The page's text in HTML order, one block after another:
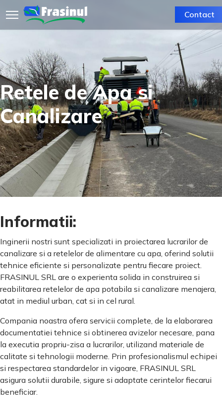
Contact
Retele de Apa si
Canalizare
Informatii:
Inginerii nostri sunt specializati in proiectarea lucrarilor de
canalizare si a retelelor de alimentare cu apa, oferind solutii
tehnice eficiente si personalizate pentru fiecare proiect.
FRASINUL SRL are o experienta solida in construirea si
reabilitarea retelelor de apa potabila si canalizare menajera,
atat in mediul urban, cat si in cel rural.
Compania noastra ofera servicii complete, de la elaborarea
documentatiei tehnice si obtinerea avizelor necesare, pana
la executia propriu-zisa a lucrarilor, utilizand materiale de
calitate si tehnologii moderne. Prin profesionalismul echipei
si respectarea standardelor in vigoare, FRASINUL SRL
asigura solutii durabile, sigure si adaptate cerintelor fiecarui
beneficiar.